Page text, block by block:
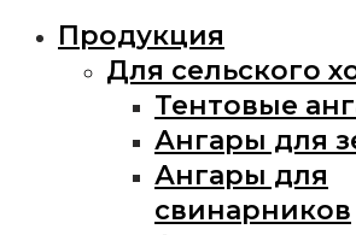
Продукция
Для сельского
Тентовые
Ангары для
Ангары для
свинарников